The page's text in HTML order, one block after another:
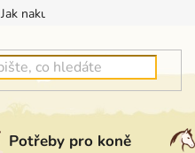
Jak nakupovat
Potřeby pro koně